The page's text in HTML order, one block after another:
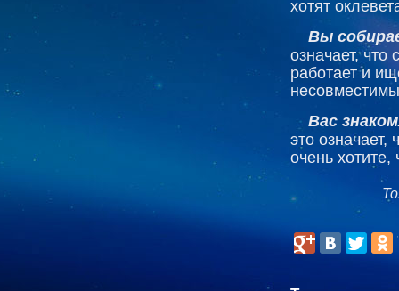
хотят
Вы
означает,
работает и
Вас
это
очень